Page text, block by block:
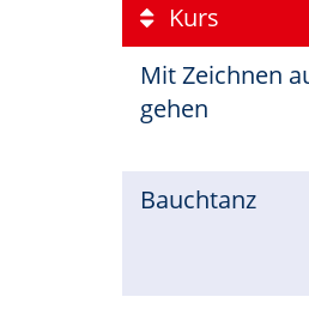
Kurs
Mit Zeichnen
gehen
Bauchtanz